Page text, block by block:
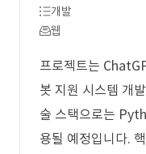
개발
웹
프로젝트는
봇 지원 시스템 개
술 스택으로는
용될 예정입니다.